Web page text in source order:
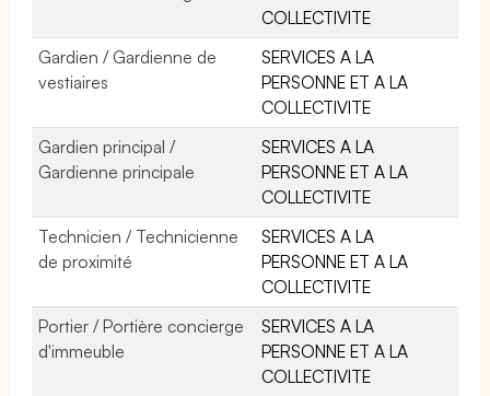
COLLECTIVITE
Gardien / Gardienne de
vestiaires
SERVICES A LA
PERSONNE ET A LA
COLLECTIVITE
Gardien principal /
Gardienne principale
SERVICES A LA
PERSONNE ET A LA
COLLECTIVITE
Technicien / Technicienne
de proximité
SERVICES A LA
PERSONNE ET A LA
COLLECTIVITE
Portier / Portière concierge
d'immeuble
SERVICES A LA
PERSONNE ET A LA
COLLECTIVITE